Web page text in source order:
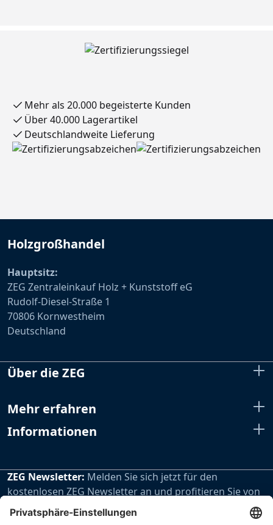
Mehr als 20.000 begeisterte Kunden
Über 40.000 Lagerartikel
Deutschlandweite Lieferung
Holzgroßhandel
Hauptsitz:
ZEG Zentraleinkauf Holz + Kunststoff eG
Rudolf-Diesel-Straße 1
70806 Kornwestheim
Deutschland
Über die ZEG
Mehr erfahren
Informationen
ZEG Newsletter: Melden Sie sich jetzt für den
kostenlosen ZEG Newsletter an und profitieren Sie von
den extra Vorteilen unseres regelmäßig erscheinenden
Newsletters.